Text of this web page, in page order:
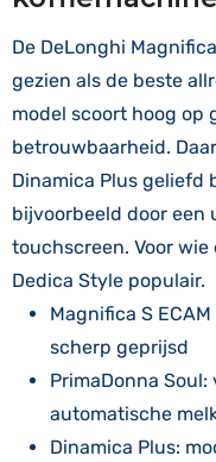
De DeLonghi
gezien als de beste
model scoort hoog op
betrouwbaarheid.
Dinamica Plus geliefd
bijvoorbeeld door een
touchscreen. Voor
Dedica Style populair.
Magnifica S
scherp geprijsd
PrimaDonna
automatische
Dinamica Plus: